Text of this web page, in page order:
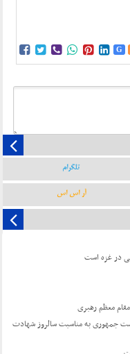
      G
تلگرام
آر اس اس
معظم رهبری
جمهوری به مناسبت سالروز شهادت